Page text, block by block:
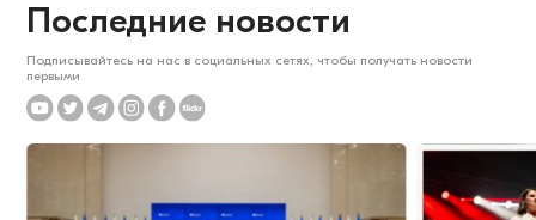
Последние новости
Подписывайтесь на нас в социальных сетях, чтобы получать новости
первыми